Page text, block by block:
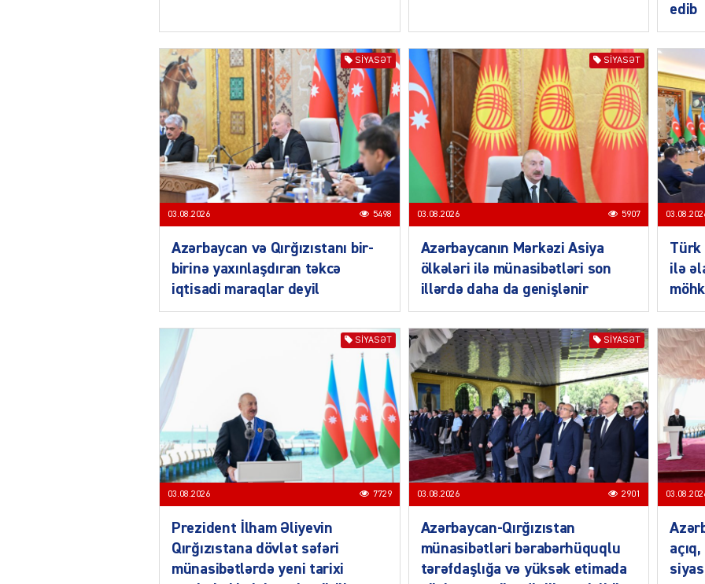
edib
SIYASƏT
03.08.2026 5498
Azərbaycan və Qırğızıstanı bir-
birinə yaxınlaşdıran təkcə
iqtisadi maraqlar deyil
SIYASƏT
03.08.2026 5907
Azərbaycanın Mərkəzi Asiya
ölkələri ilə münasibətləri son
illərdə daha da genişlənir
Türk
ilə
SIYASƏT
03.08.2026 7729
Prezident İlham Əliyevin
Qırğızıstana dövlət səfəri
münasibətlərdə yeni tarixi
SIYASƏT
03.08.2026 2901
Azərbaycan-Qırğızıstan
münasibətləri bərabərhüquqlu
tərəfdaşlığa və yüksək etimada